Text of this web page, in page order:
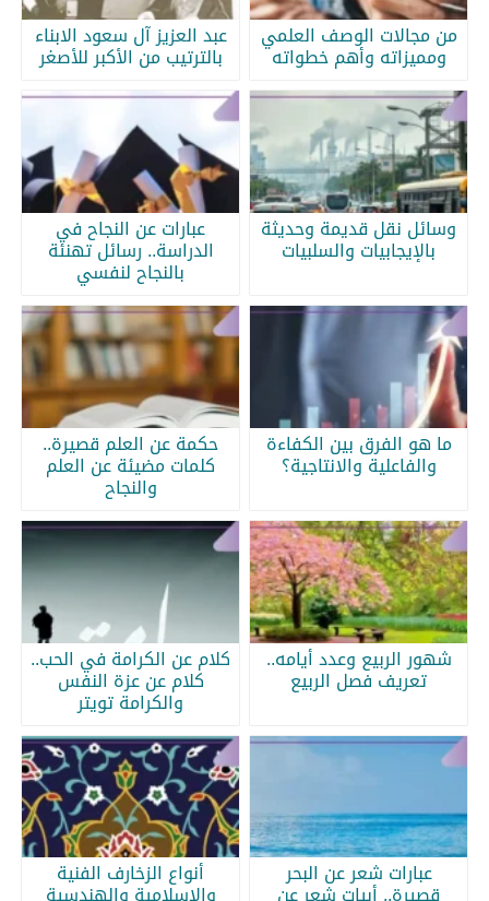
من مجالات الوصف العلمي
ومميزاته وأهم خطواته
عبد العزيز آل سعود الابناء
بالترتيب من الأكبر للأصغر
وسائل نقل قديمة وحديثة
بالإيجابيات والسلبيات
عبارات عن النجاح في
الدراسة.. رسائل تهنئة
بالنجاح لنفسي
ما هو الفرق بين الكفاءة
والفاعلية والانتاجية؟
حكمة عن العلم قصيرة..
كلمات مضيئة عن العلم
والنجاح
شهور الربيع وعدد أيامه..
تعريف فصل الربيع
كلام عن الكرامة في الحب..
كلام عن عزة النفس
والكرامة تويتر
عبارات شعر عن البحر أنواع الزخارف الفنية